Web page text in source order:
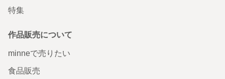
特集
作品販売について
minneで売りたい
食品販売